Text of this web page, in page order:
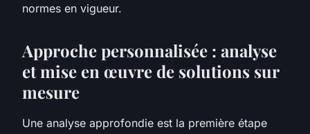
normes en vigueur.
Approche personnalisée : analyse
et mise en œuvre de solutions sur
mesure
Une analyse approfondie est la première étape